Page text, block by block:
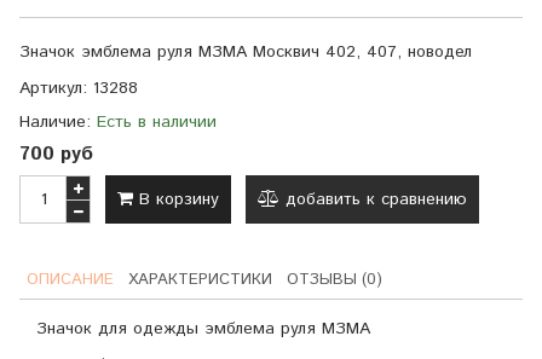
Значок эмблема руля МЗМА Москвич 402, 407, новодел
Артикул: 13288
Наличие: Есть в наличии
700 руб
В корзину добавить к сравнению
ОПИСАНИЕ ХАРАКТЕРИСТИКИ ОТЗЫВЫ (0)
Значок для одежды эмблема руля МЗМА